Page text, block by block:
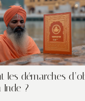
les démarches
Inde ?